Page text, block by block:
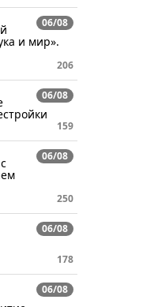
06/08
и мир».
206
06/08
159
06/08
250
06/08
178
06/08